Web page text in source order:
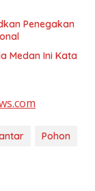
Penegakan
Medan Ini Kata
Pohon